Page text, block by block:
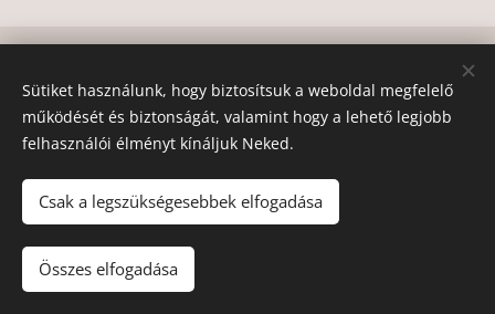
Minden jog fenntartva.
Sütik
Nyelvek
Magyar
English Deutsch
Sütiket használunk, hogy biztosítsuk a weboldal megfelelő
működését és biztonságát, valamint hogy a lehető legjobb
felhasználói élményt kínáljuk Neked.
Csak a legszükségesebbek elfogadása
Összes elfogadása